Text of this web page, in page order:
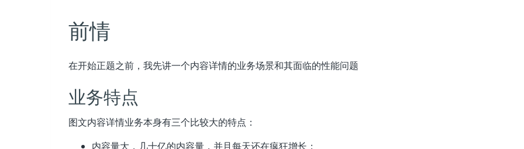
前情
在开始正题之前，我先讲一个内容详情的业务场景和其面临的性能问题
业务特点
图文内容详情业务本身有三个比较大的特点：
内容量大，几十亿的内容量，并且每天还在疯狂增长；